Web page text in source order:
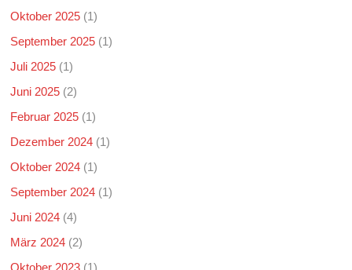
Oktober 2025 (1)
September 2025 (1)
Juli 2025 (1)
Juni 2025 (2)
Februar 2025 (1)
Dezember 2024 (1)
Oktober 2024 (1)
September 2024 (1)
Juni 2024 (4)
März 2024 (2)
Oktober 2023 (1)